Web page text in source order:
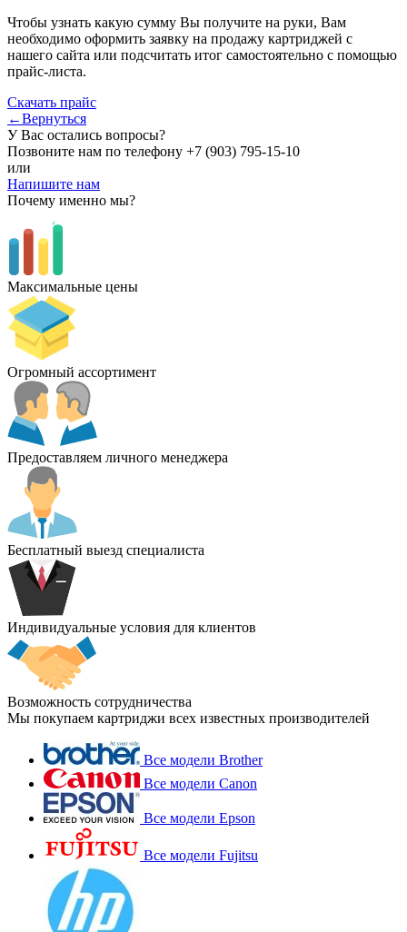
Чтобы узнать какую сумму Вы получите на руки, Вам
необходимо оформить заявку на продажу картриджей с
нашего сайта или подсчитать итог самостоятельно с помощью
прайс-листа.
Скачать прайс
←Вернуться
У Вас остались вопросы?
Позвоните нам по телефону +7 (903) 795-15-10
или
Напишите нам
Почему именно мы?
Максимальные цены
Огромный ассортимент
Предоставляем личного менеджера
Бесплатный выезд специалиста
Индивидуальные условия для клиентов
Возможность сотрудничества
Мы покупаем картриджи всех известных производителей
Все модели Brother
Все модели Canon
Все модели Epson
Все модели Fujitsu